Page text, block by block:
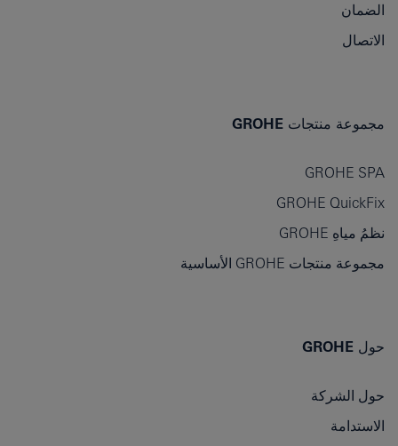
الضمان
الاتصال
مجموعة منتجات GROHE
GROHE SPA
GROHE QuickFix
نظمُ مياهِ GROHE
مجموعة منتجات GROHE الأساسية
حول GROHE
حول الشركة
الاستدامة